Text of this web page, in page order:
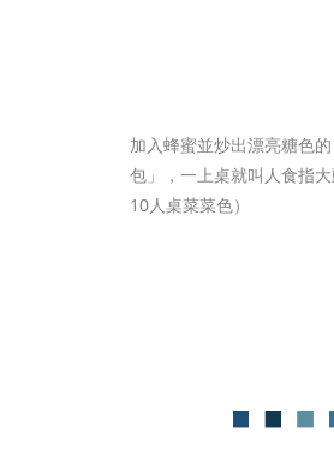
加入蜂蜜並炒出漂亮糖色
包」，一上桌就叫人食指
10人桌菜菜色）